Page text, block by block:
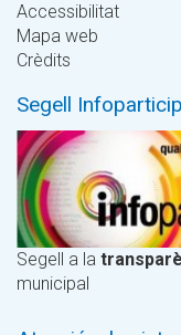
Accessibilitat
Mapa web
Crèdits
Segell
Segell a la
municipal